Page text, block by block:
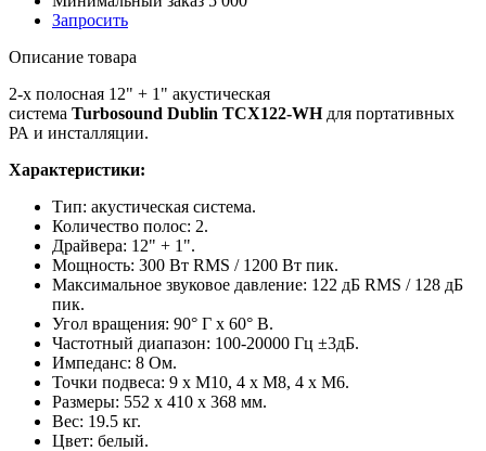
Запросить
Описание товара
2-х полосная 12" + 1" акустическая
система Turbosound Dublin TCX122-WHдля портативных
РА и инсталляции.
Характеристики:
Тип: акустическая система.
Количество полос: 2.
Драйвера: 12" + 1".
Мощность: 300 Вт RMS / 1200 Вт пик.
Максимальное звуковое давление: 122 дБ RMS / 128 дБ
пик.
Угол вращения: 90° Г x 60° В.
Частотный диапазон: 100-20000 Гц ±3дБ.
Импеданс: 8 Ом.
Точки подвеса: 9 х М10, 4 х М8, 4 х М6.
Размеры: 552 x 410 x 368 мм.
Вес: 19.5 кг.
Цвет: белый.